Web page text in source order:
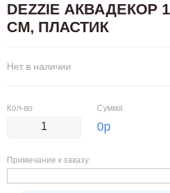
DEZZIE АКВАДЕКОР
СМ, ПЛАСТИК
Нет в наличии
Кол-во Сумма
0р
Примечание к заказу: